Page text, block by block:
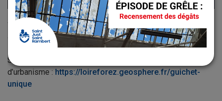
Vous pouvez désormais réaliser vos démarches
d’urbanisme en ligne !
Site internet pour la dématérialisation des actes
d’urbanisme :https://loireforez.geosphere.fr/guichet-
unique